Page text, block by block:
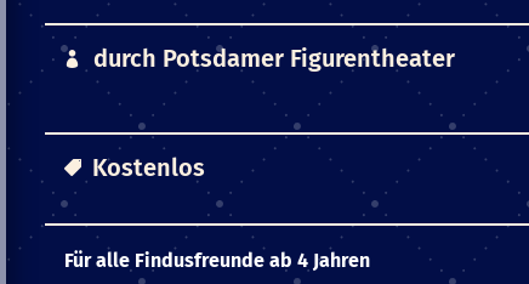
durch Potsdamer Figurentheater
Kostenlos
Für alle Findusfreundeab 4 Jahren